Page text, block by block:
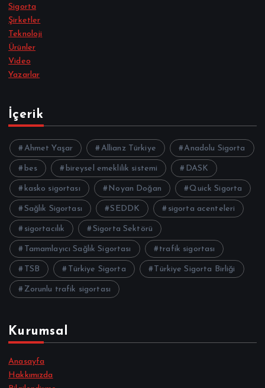
Sigorta
Şirketler
Teknoloji
Ürünler
Video
Yazarlar
İçerik
Ahmet Yaşar Allianz Türkiye Anadolu Sigorta
bes bireysel emeklilik sistemi DASK
kasko sigortası Noyan Doğan Quick Sigorta
Sağlık Sigortası SEDDK sigorta acenteleri
sigortacılık Sigorta Sektörü
Tamamlayıcı Sağlık Sigortası trafik sigortası
TSB Türkiye Sigorta Türkiye Sigorta Birliği
Zorunlu trafik sigortası
Kurumsal
Anasayfa
Hakkımızda